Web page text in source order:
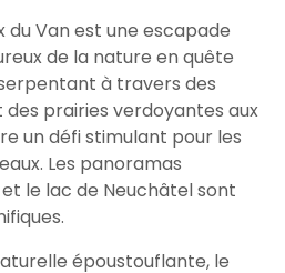
du Van est une escapade
de la nature en quête
à travers des
des prairies verdoyantes aux
un défi stimulant pour les
Les panoramas
le lac de Neuchâtel sont
époustouflante, le